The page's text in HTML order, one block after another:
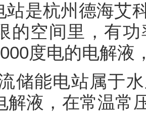
站是杭州德海艾
的空间里，有
度电的电解液
储能电站属于
解液，在常温常